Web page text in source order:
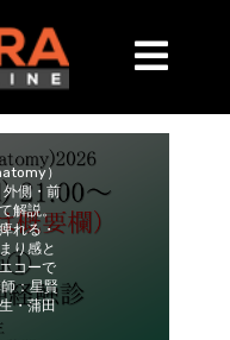
）
側・前
解説。
れる・
り感と
コーで
：星賢
・蒲田